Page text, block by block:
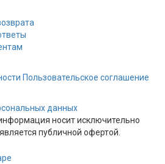
Пользовательское соглашение
данных
носит исключительно
публичной офертой.